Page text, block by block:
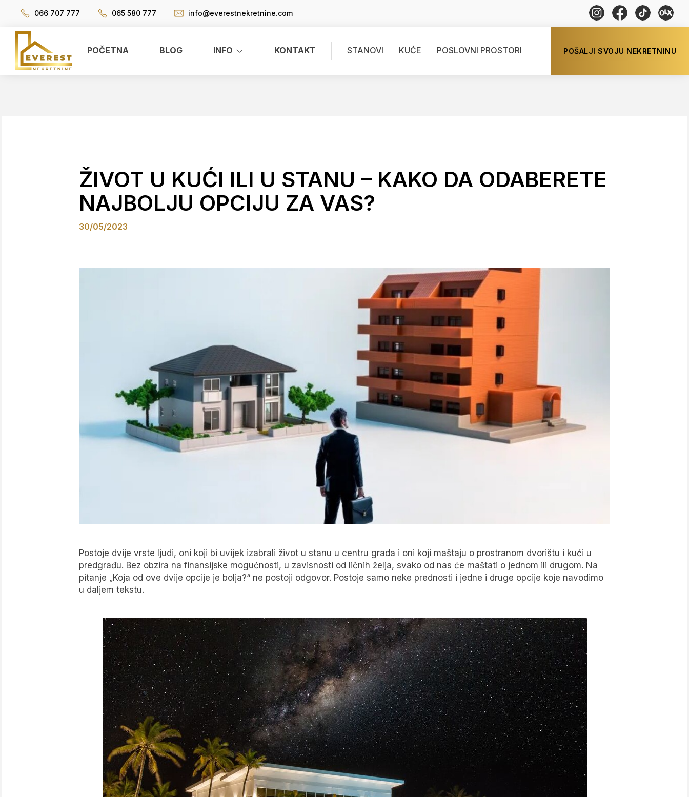
066 707 777 065 580 777 info@everestnekretnine.com
POČETNA BLOG INFO KONTAKT STANOVI KUĆE POSLOVNI PROSTORI POŠALJI SVOJU NEKRETNINU
ŽIVOT U KUĆI ILI U STANU – KAKO DA ODABERETE
NAJBOLJU OPCIJU ZA VAS?
30/05/2023
Postoje dvije vrste ljudi, oni koji bi uvijek izabrali život u stanu u centru grada i oni koji maštaju o prostranom dvorištu i kući u
predgrađu. Bez obzira na finansijske mogućnosti, u zavisnosti od ličnih želja, svako od nas će maštati o jednom ili drugom. Na
pitanje „Koja od ove dvije opcije je bolja?“ ne postoji odgovor. Postoje samo neke prednosti i jedne i druge opcije koje navodimo
u daljem tekstu.